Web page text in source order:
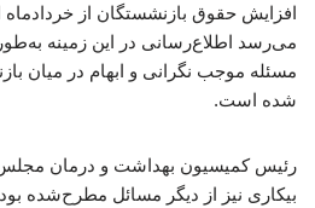
افزایش حقوق بازنشستگان از خردادماه
می‌رسد اطلاع‌رسانی در این زمینه
مسئله موجب نگرانی و ابهام در میان
شده است.
رئیس کمیسیون بهداشت و درمان مجلس
بیکاری نیز از دیگر مسائل مطرح‌شده